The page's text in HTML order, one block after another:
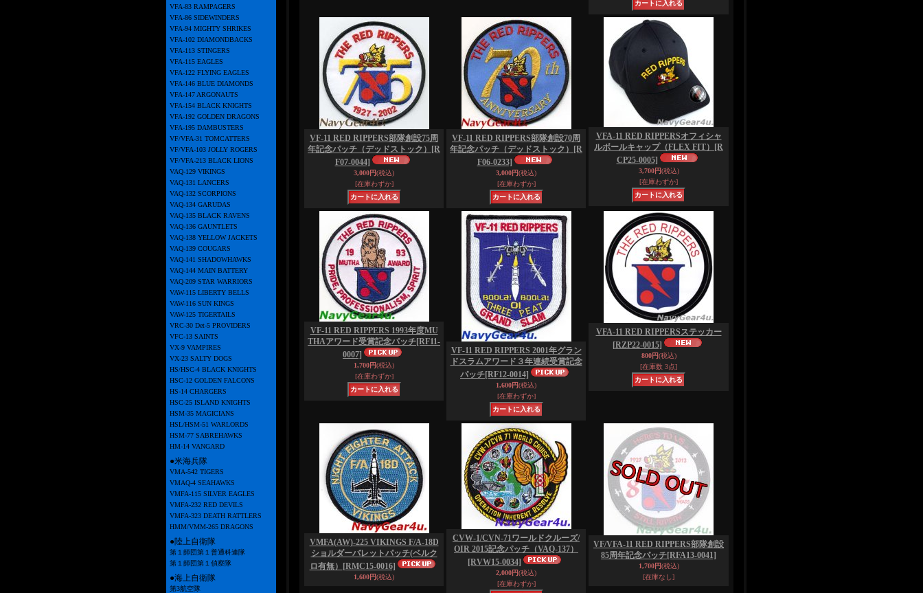
VFA-83 RAMPAGERS
VFA-86 SIDEWINDERS
VFA-94 MIGHTY SHRIKES
VFA-102 DIAMONDBACKS
VFA-113 STINGERS
VFA-115 EAGLES
VFA-122 FLYING EAGLES
VFA-146 BLUE DIAMONDS
VFA-147 ARGONAUTS
VFA-154 BLACK KNIGHTS
VFA-192 GOLDEN DRAGONS
VFA-195 DAMBUSTERS
VF/VFA-31 TOMCATTERS
VF/VFA-103 JOLLY ROGERS
VF/VFA-213 BLACK LIONS
VAQ-129 VIKINGS
VAQ-131 LANCERS
VAQ-132 SCORPIONS
VAQ-134 GARUDAS
VAQ-135 BLACK RAVENS
VAQ-136 GAUNTLETS
VAQ-138 YELLOW JACKETS
VAQ-139 COUGARS
VAQ-141 SHADOWHAWKS
VAQ-144 MAIN BATTERY
VAQ-209 STAR WARRIORS
VAW-115 LIBERTY BELLS
VAW-116 SUN KINGS
VAW-125 TIGERTAILS
VRC-30 Det-5 PROVIDERS
VFC-13 SAINTS
VX-9 VAMPIRES
VX-23 SALTY DOGS
HS/HSC-4 BLACK KNIGHTS
HSC-12 GOLDEN FALCONS
HS-14 CHARGERS
HSC-25 ISLAND KNIGHTS
HSM-35 MAGICIANS
HSL/HSM-51 WARLORDS
HSM-77 SABREHAWKS
HM-14 VANGARD
●米海兵隊
VMA-542 TIGERS
VMAQ-4 SEAHAWKS
VMFA-115 SILVER EAGLES
VMFA-232 RED DEVILS
VMFA-323 DEATH RATTLERS
HMM/VMM-265 DRAGONS
●陸上自衛隊
第１師団第１普通科連隊
第１師団第１偵察隊
●海上自衛隊
第3航空隊
VF-11 RED RIPPERS部隊創設75周
年記念パッチ（デッドストック）
[R
F07-0044]
3,000円(税込)
[在庫わずか]
VF-11 RED RIPPERS部隊創設70周
年記念パッチ（デッドストック）
[R
F06-0233]
3,000円(税込)
[在庫わずか]
VFA-11 RED RIPPERSオフィシャ
ルボールキャップ（FLEX FIT）
[R
CP25-0005]
3,700円(税込)
[在庫わずか]
VF-11 RED RIPPERS 1993年度MU
THAアワード受賞記念パッチ[RF11-
0007]
1,700円(税込)
[在庫わずか]
VF-11 RED RIPPERS 2001年グラン
ドスラムアワード３年連続受賞記念
パッチ[RF12-0014]
1,600円(税込)
[在庫わずか]
VFA-11 RED RIPPERSステッカー
[RZP22-0015]
800円(税込)
[在庫数 3点]
VMFA(AW)-225 VIKINGS F/A-18D
ショルダーバレットパッチ(ベルク
ロ有無）
[RMC15-0016]
1,600円(税込)
CVW-1/CVN-71ワールドクルーズ/
OIR 2015記念パッチ（VAQ-137）
[RVW15-0034]
2,000円(税込)
[在庫わずか]
VF/VFA-11 RED RIPPERS部隊創設
85周年記念パッチ[RFA13-0041]
1,700円(税込)
[在庫なし]